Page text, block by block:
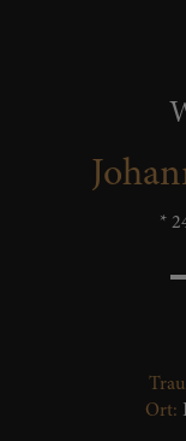
*
Ort: